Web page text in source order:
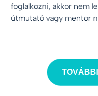
foglalkozni, akkor nem
útmutató vagy mentor